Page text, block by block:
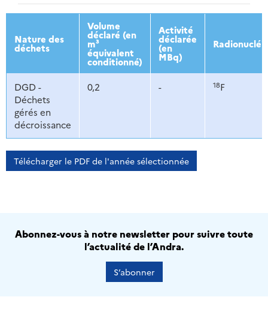
2013 2014 2015 2016
Nature des
déchets
Volume
déclaré (en
m³
équivalent
conditionné)
Activité
déclarée
(en
MBq)
DGD -
Déchets
gérés en
décroissance
0,2 - 18F
Télécharger le PDF de l'année sélectionnée
Abonnez-vous à notre newsletter pour suivre toute
l’actualité de l’Andra.
S’abonner